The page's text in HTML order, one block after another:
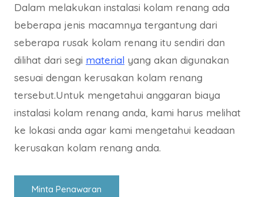
Dalam melakukan instalasi kolam renang ada
beberapa jenis macamnya tergantung dari
seberapa rusak kolam renang itu sendiri dan
dilihat dari segi material yang akan digunakan
sesuai dengan kerusakan kolam renang
tersebut.Untuk mengetahui anggaran biaya
instalasi kolam renang anda, kami harus melihat
ke lokasi anda agar kami mengetahui keadaan
kerusakan kolam renang anda.
Minta Penawaran